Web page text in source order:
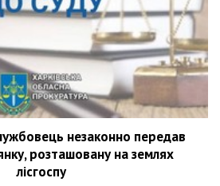
незаконно передав
розташовану на землях
лісгоспу